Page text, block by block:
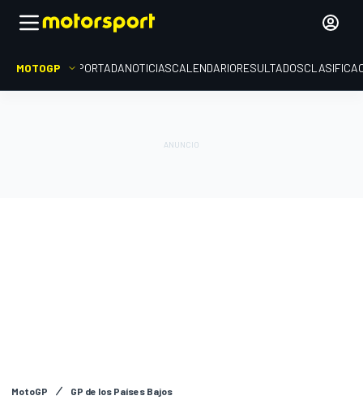
MOTOGP PORTADANOTICIASCALENDARIORESULTADOS
MotoGP GP de los Países Bajos